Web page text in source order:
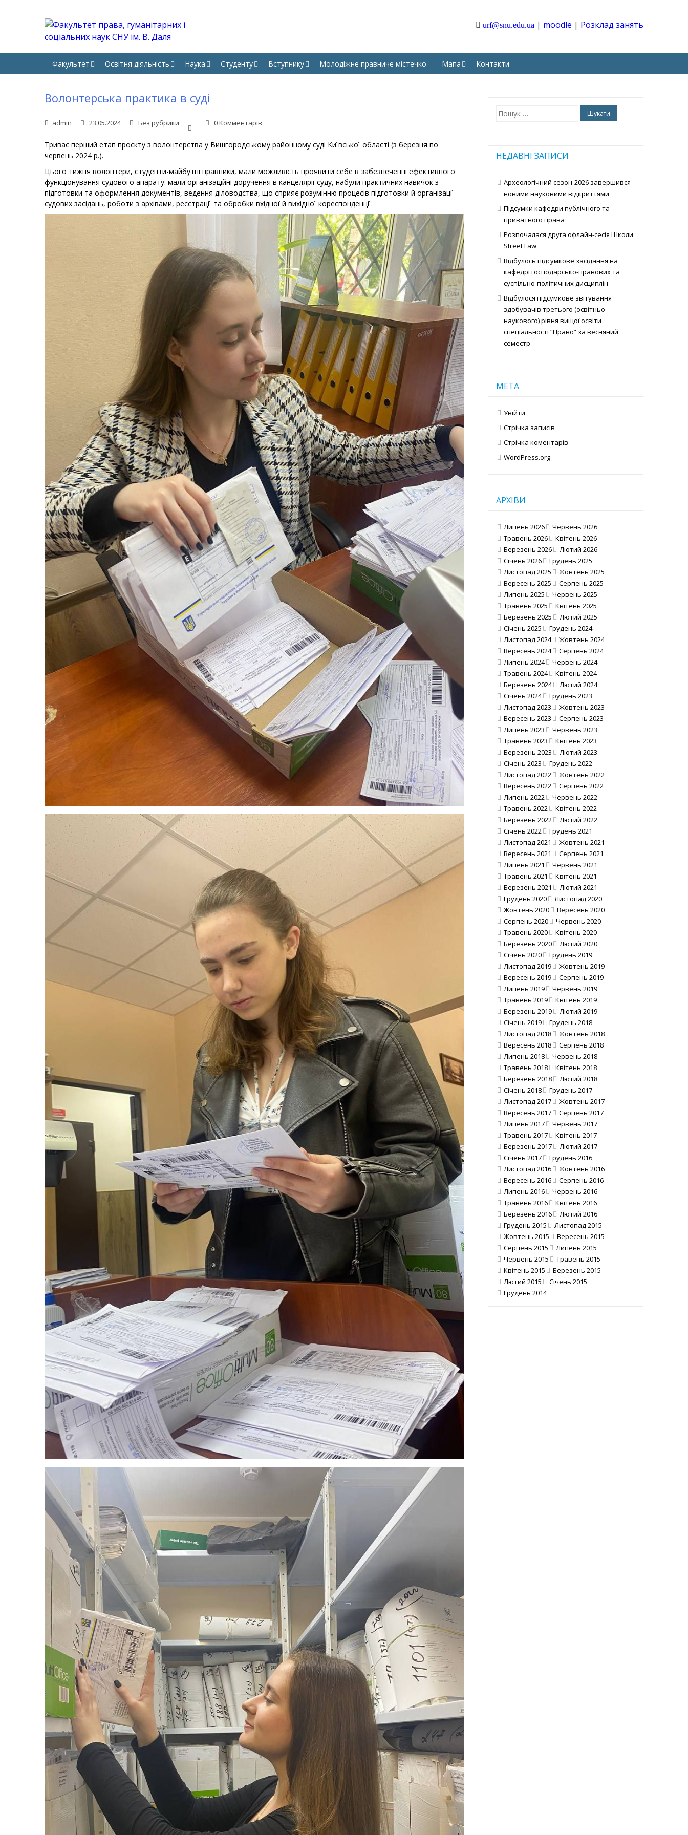
ФАКУЛЬТЕТ ПРАВА, ГУМАНІТАРНИХ І СОЦІАЛЬНИХ
НАУК СНУ ІМ. В. ДАЛЯ
urf@snu.edu.ua | moodle | Розклад занять
Факультет Освітня діяльність Наука Студенту Вступнику Молодіжне правниче містечко Мапа Контакти
Волонтерська практика в суді
admin 23.05.2024 Без рубрики 0 Комментарів
Триває перший етап проєкту з волонтерства у Вишгородському районному суді Київської області (з березня по
червень 2024 р.).
Цього тижня волонтери, студенти-майбутні правники, мали можливість проявити себе в забезпеченні ефективного
функціонування судового апарату: мали організаційні доручення в канцелярії суду, набули практичних навичок з
підготовки та оформлення документів, ведення діловодства, що сприяє розумінню процесів підготовки й організації
судових засідань, роботи з архівами, реєстрації та обробки вхідної й вихідної кореспонденції.
Пошук:
НЕДАВНІ ЗАПИСИ
Археологічний сезон-2026 завершився
новими науковими відкриттями
Підсумки кафедри публічного та
приватного права
Розпочалася друга офлайн-сесія Школи
Street Law
Відбулось підсумкове засідання на
кафедрі господарсько-правових та
суспільно-політичних дисциплін
Відбулося підсумкове звітування
здобувачів третього (освітньо-
наукового) рівня вищої освіти
спеціальності “Право” за весняний
семестр
МЕТА
Увійти
Стрічка записів
Стрічка коментарів
WordPress.org
АРХІВИ
Липень 2026
Червень 2026
Травень 2026
Квітень 2026
Березень 2026
Лютий 2026
Січень 2026
Грудень 2025
Листопад 2025
Жовтень 2025
Вересень 2025
Серпень 2025
Липень 2025
Червень 2025
Травень 2025
Квітень 2025
Березень 2025
Лютий 2025
Січень 2025
Грудень 2024
Листопад 2024
Жовтень 2024
Вересень 2024
Серпень 2024
Липень 2024
Червень 2024
Травень 2024
Квітень 2024
Березень 2024
Лютий 2024
Січень 2024
Грудень 2023
Листопад 2023
Жовтень 2023
Вересень 2023
Серпень 2023
Липень 2023
Червень 2023
Травень 2023
Квітень 2023
Березень 2023
Лютий 2023
Січень 2023
Грудень 2022
Листопад 2022
Жовтень 2022
Вересень 2022
Серпень 2022
Липень 2022
Червень 2022
Травень 2022
Квітень 2022
Березень 2022
Лютий 2022
Січень 2022
Грудень 2021
Листопад 2021
Жовтень 2021
Вересень 2021
Серпень 2021
Липень 2021
Червень 2021
Травень 2021
Квітень 2021
Березень 2021
Лютий 2021
Грудень 2020
Листопад 2020
Жовтень 2020
Вересень 2020
Серпень 2020
Червень 2020
Травень 2020
Квітень 2020
Березень 2020
Лютий 2020
Січень 2020
Грудень 2019
Листопад 2019
Жовтень 2019
Вересень 2019
Серпень 2019
Липень 2019
Червень 2019
Травень 2019
Квітень 2019
Березень 2019
Лютий 2019
Січень 2019
Грудень 2018
Листопад 2018
Жовтень 2018
Вересень 2018
Серпень 2018
Липень 2018
Червень 2018
Травень 2018
Квітень 2018
Березень 2018
Лютий 2018
Січень 2018
Грудень 2017
Листопад 2017
Жовтень 2017
Вересень 2017
Серпень 2017
Липень 2017
Червень 2017
Травень 2017
Квітень 2017
Березень 2017
Лютий 2017
Січень 2017
Грудень 2016
Листопад 2016
Жовтень 2016
Вересень 2016
Серпень 2016
Липень 2016
Червень 2016
Травень 2016
Квітень 2016
Березень 2016
Лютий 2016
Грудень 2015
Листопад 2015
Жовтень 2015
Вересень 2015
Серпень 2015
Липень 2015
Червень 2015
Травень 2015
Квітень 2015
Березень 2015
Лютий 2015
Січень 2015
Грудень 2014